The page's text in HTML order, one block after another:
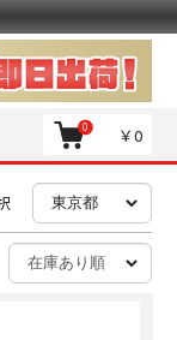
￥0
0